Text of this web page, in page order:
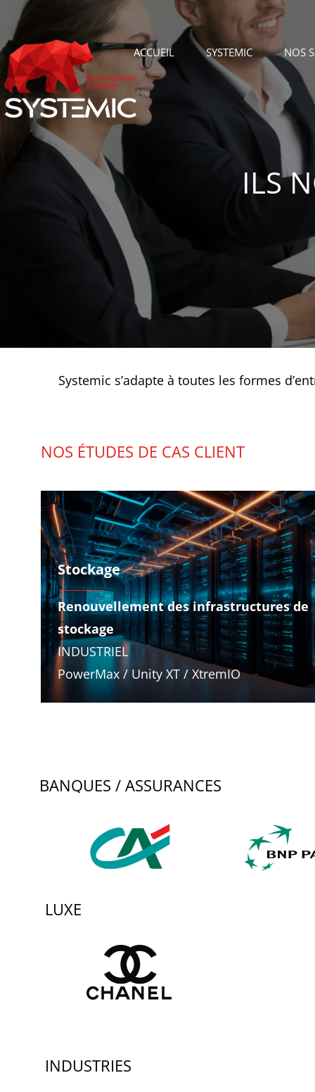
ACCUEIL SYSTEMIC NOS
ILS
Systemic s’adapte à toutes les formes
NOS ÉTUDES DE CAS CLIENT
Stockage
Renouvellement des infrastructures de
stockage
INDUSTRIEL
PowerMax / Unity XT / XtremIO
BANQUES / ASSURANCES
LUXE
INDUSTRIES